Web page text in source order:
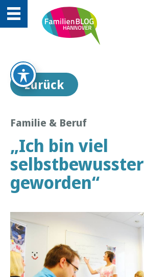
zurück
Familie & Beruf
„Ich bin viel
selbstbewusster
geworden“